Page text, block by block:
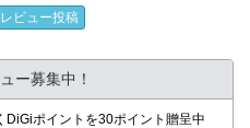
レビュー投稿
ー募集中！
DiGiポイントを30ポイント贈呈中